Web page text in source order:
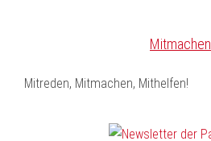
Mitmachen
Mitreden, Mitmachen, Mithelfen!